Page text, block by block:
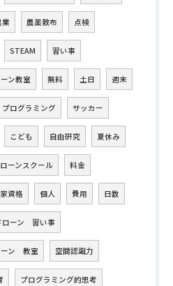
業 農薬散布 点検
STEAM 習い事
ン教室 無料 土日 週末
プログラミング サッカー
こども 自由研究 夏休み
ーンスクール 料金
資格 個人 費用 日数
ローン 習い事
ーン 教室 空間認識力
プログラミング的思考